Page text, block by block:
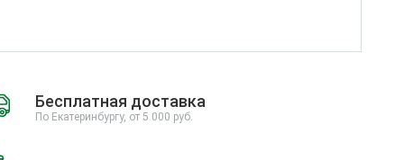
Бесплатная доставка
По Екатеринбургу, от 5 000 руб.